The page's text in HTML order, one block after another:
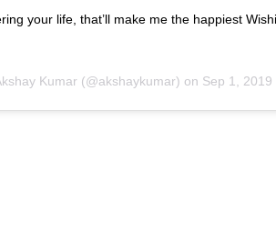
your life, that’ll make me the happiest
Kumar (@akshaykumar) on Sep 1, 2019